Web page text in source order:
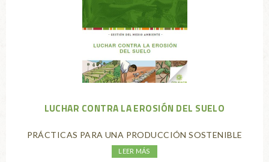
LUCHAR CONTRA LA EROSIÓN DEL SUELO
PRÁCTICAS PARA UNA PRODUCCIÓN SOSTENIBLE
LEER MÁS